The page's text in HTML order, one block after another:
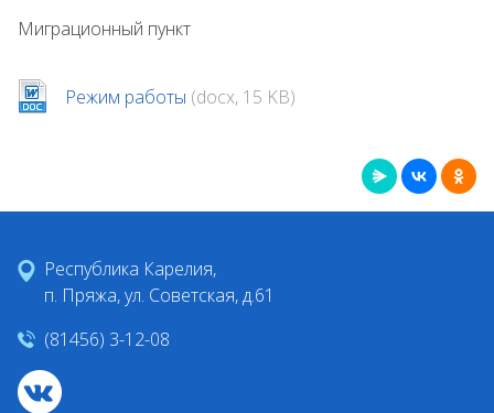
Миграционный пункт
Режим работы (docx, 15 KB)
Республика Карелия,
п. Пряжа, ул. Советская, д.61
(81456) 3-12-08